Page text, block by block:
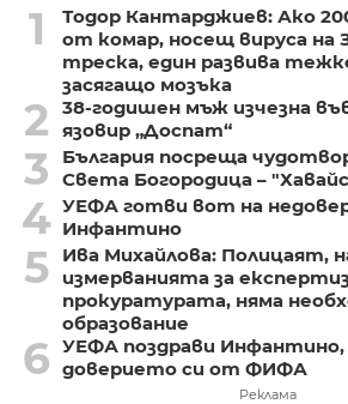
1
Тодор Кантарджиев: Ако
от комар, носещ вируса на
треска, един развива
засягащо мозъка
2
38-годишен мъж изчезна
язовир „Доспат“
3
България посреща
Света Богородица –
4 УЕФА готви вот на
Инфантино
5
Ива Михайлова: Полицаят,
измерванията за
прокуратурата, няма
образование
6 УЕФА поздрави Инфантино,
доверието си от ФИФА
Реклама